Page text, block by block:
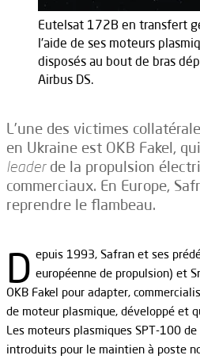
Eutelsat 172B en transfert
l'aide de ses moteurs
disposés au bout de bras
Airbus DS.
L’une des victimes
en Ukraine est OKB Fakel,
leaderde la propulsion
commerciaux. En Europe,
reprendre le flambeau.
D epuis 1993, Safran et ses
européenne de propulsion) et
OKB Fakel pour adapter,
de moteur plasmique, développé et
Les moteurs plasmiques SPT-100 de
introduits pour le maintien à poste